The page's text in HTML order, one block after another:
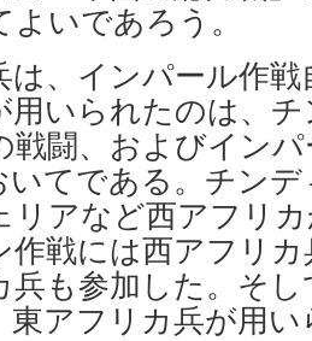
いであろう。
、インパール作戦
用いられたのは、
戦闘、およびイン
いてである。チン
リアなど西アフリ
作戦には西アフリ
兵も参加した。そ
東アフリカ兵が用